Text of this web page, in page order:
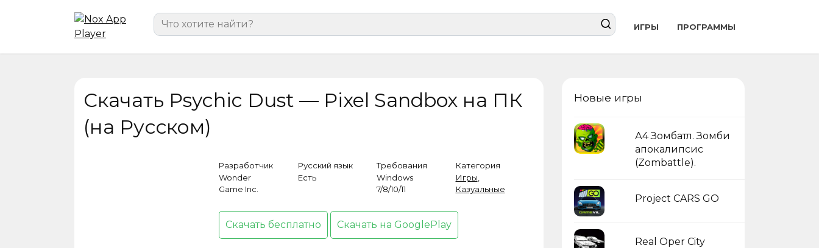
Search
for:
ИГРЫ ПРОГРАММЫ
Скачать Psychic Dust — Pixel Sandbox на ПК
(на Русском)
Разработчик
Wonder
Game Inc.
Русский язык
Есть
Требования
Windows
7/8/10/11
Категория
Игры
Казуальные
Скачать бесплатно Скачать на GooglePlay
Новые игры
А4 Зомбатл. Зомби
апокалипсис
(Zombattle).
Project CARS GO
Real Oper City